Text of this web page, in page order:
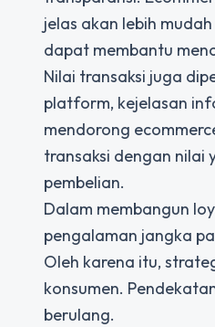
jelas akan lebih
dapat membantu
Nilai transaksi juga
platform, kejelasan
mendorong
transaksi dengan nilai
pembelian.
Dalam membangun
pengalaman jangka
Oleh karena itu,
konsumen.
berulang.